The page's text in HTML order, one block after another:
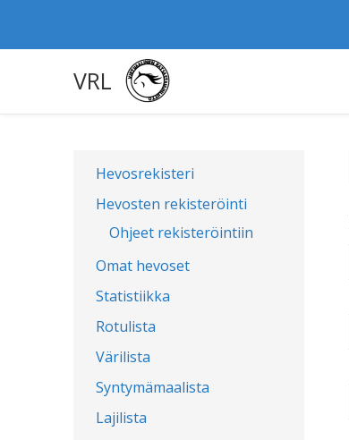
VRL
Hevosrekisteri
Hevosten rekisteröinti
Ohjeet rekisteröintiin
Omat hevoset
Statistiikka
Rotulista
Värilista
Syntymämaalista
Lajilista